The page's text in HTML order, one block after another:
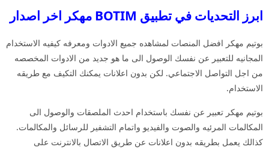
ابرز التحديات في تطبيق BOTIM مهكر اخر اصدار
بوتيم مهكر افضل المنصات لمشاهده جميع الادوات ومعرفه كيفيه الاستخدام
المجانيه للتعبير عن نفسك الوصول الى ما هو جديد من الادوات المخصصه
من اجل التواصل الاجتماعي. لكن بدون اعلانات يمكنك التكيف مع طريقه
الاستخدام.
بوتيم مهكر تعبير عن نفسك باستخدام احدث الملصقات والوصول الى
المكالمات المرئيه والصوت والفيديو واتمام التشفير للرسائل والمكالمات.
كذالك يعمل بطريقه بدون اعلانات عن طريق الاتصال بالانترنت على